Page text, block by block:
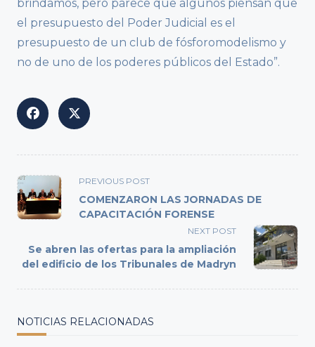
brindamos, pero parece que algunos piensan que
el presupuesto del Poder Judicial es el
presupuesto de un club de fósforomodelismo y
no de uno de los poderes públicos del Estado”.
<span
class="nav-
subtitle
reader-
text">Page</span>
PREVIOUS POST
COMENZARON LAS JORNADAS DE
CAPACITACIÓN FORENSE
NEXT POST
Se abren las ofertas para la ampliación
del edificio de los Tribunales de Madryn
NOTICIAS RELACIONADAS